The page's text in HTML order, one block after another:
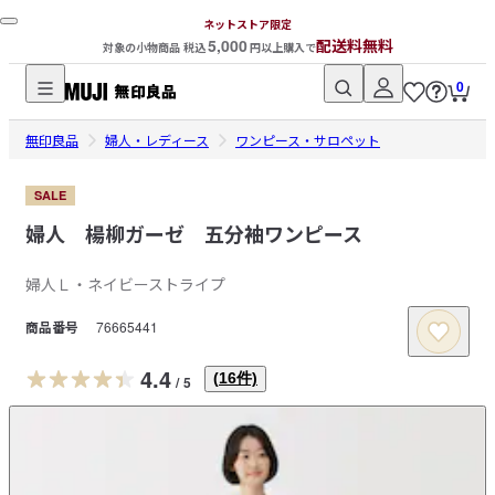
ネットストア限定
対象の小物商品 税込5,000円以上購入で配送料無料
無
印
品
ト
ト
ア
0
無印良品 婦人・レディース ワンピース・サロペット
SALE
婦人 楊柳ガーゼ 五分袖ワンピース
婦人Ｌ・ネイビーストライプ
商品番号 76665441
4.4 / 5 (16件)